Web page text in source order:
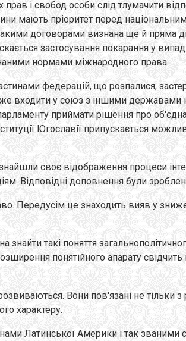
і свобод особи слід тлумачити
мають пріоритет перед
договорами визнана ще й
застосування покарання у
нормами міжнародного права.
федерацій, що розпалися,
входити у союз з іншими
приймати рішення про
Югославії припускається
своє відображення процеси
Відповідні доповнення були
Передусім це знаходить вияв у
знайти такі поняття
понятійного апарату
Вони пов'язані не тільки
характеру.
Латинської Америки і так